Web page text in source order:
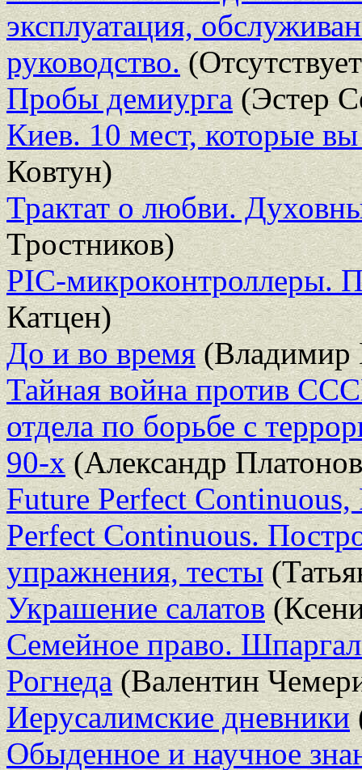
эксплуатация,
руководство.
Пробы демиурга(Эстер
Киев. 10 мест, которые
Ковтун)
Трактат о любви.
Тростников)
PIC-микроконтроллеры.
Катцен)
До и во время(Владимир
Тайная война против
отдела по борьбе с
90-х(Александр
Future Perfect Continuous,
Perfect Continuous.
упражнения, тесты
Украшение салатов
Семейное право.
Рогнеда(Валентин
Иерусалимские дневники
Обыденное и научное